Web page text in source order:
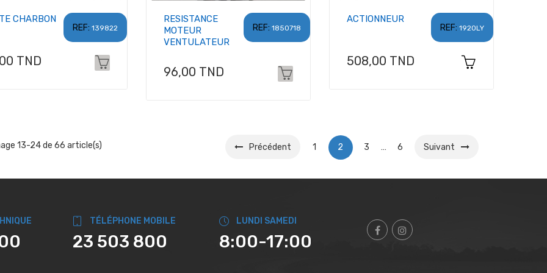
REF: 139822
CHARBON
TND
REF: 1850718
RESISTANCE
MOTEUR
VENTULATEUR
Prix
96,00 TND
REF: 1920LY
ACTIONNEUR
Prix
508,00 TND
13-24 de 66 article(s) Précédent 1 2 3 … 6 Suivant
TÉLÉPHONE MOBILE
23 503 800
LUNDI SAMEDI
8:00-17:00